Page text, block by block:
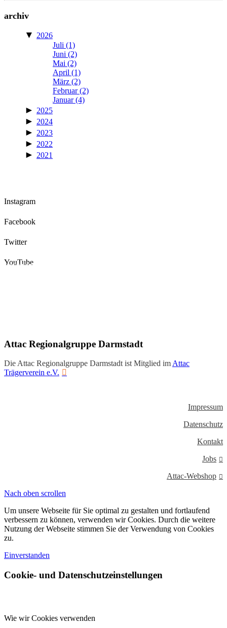
archiv
▼ 2026
Juli (1)
Juni (2)
Mai (2)
April (1)
März (2)
Februar(2)
Januar(4)
► 2025
► 2024
► 2023
► 2022
► 2021
Instagram
Facebook
Twitter
YouTube
Instagram
Attac Regionalgruppe Darmstadt
Die Attac Regionalgruppe Darmstadt ist Mitglied imAttac
Trägerverein e.V.
Impressum
Datenschutz
Kontakt
Jobs
Attac-Webshop
Nach oben scrollen
Um unsere Webseite für Sie optimal zu gestalten und fortlaufend
verbessern zu können, verwenden wir Cookies. Durch die weitere
Nutzung der Webseite stimmen Sie der Verwendung von Cookies
zu.
Einverstanden
Cookie- und Datenschutzeinstellungen
Wie wir Cookies verwenden